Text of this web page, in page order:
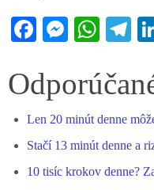
Fa
bo
ok
M
se
er
W
ts
pp
gr
m
Len 20 minút denne
Stačí 13 minút denne a
10 tisíc krokov denne?